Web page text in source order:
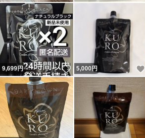
9,699円 いいね！
5,000円